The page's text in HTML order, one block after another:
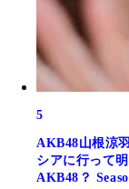
5
AKB48山根涼
シアに行って
AKB48？